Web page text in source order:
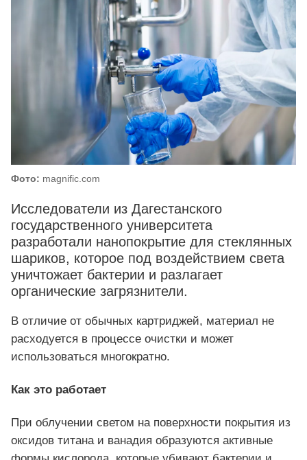
Фото: magnific.com
Исследователи из Дагестанского
государственного университета
разработали нанопокрытие для стеклянных
шариков, которое под воздействием света
уничтожает бактерии и разлагает
органические загрязнители.
В отличие от обычных картриджей, материал не
расходуется в процессе очистки и может
использоваться многократно.
Как это работает
При облучении светом на поверхности покрытия из
оксидов титана и ванадия образуются активные